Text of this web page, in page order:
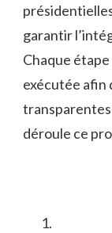
garantir
Chaque
exécutée afin
déroule ce